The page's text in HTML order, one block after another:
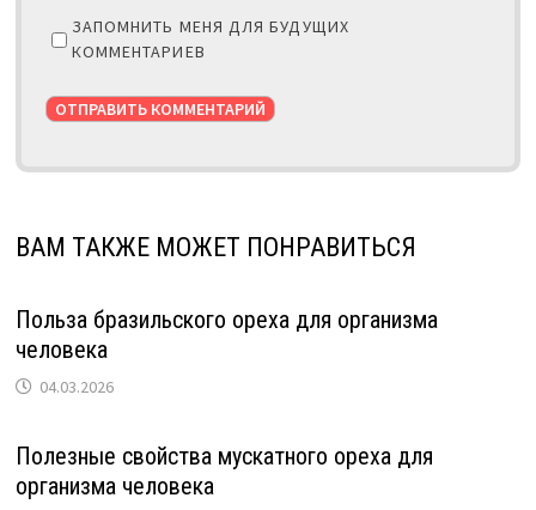
ЗАПОМНИТЬ МЕНЯ ДЛЯ БУДУЩИХ
КОММЕНТАРИЕВ
ВАМ ТАКЖЕ МОЖЕТ ПОНРАВИТЬСЯ
Польза бразильского ореха для организма
человека
04.03.2026
Полезные свойства мускатного ореха для
организма человека